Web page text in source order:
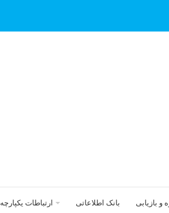
و بازیابی بانک اطلاعاتی ارتباطات یکپارچه